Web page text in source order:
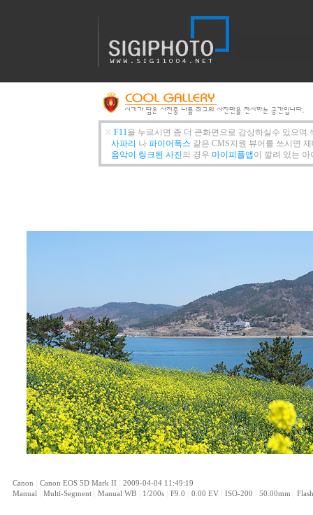
※ F11을 누르시면 좀 더 큰화면으로 감상하실수 있으며
사파리 나 파이어폭스 같은 CMS지원 뷰어를 쓰시면
음악이 링크된 사진의 경우 마이피플앱이 깔려 있는
Canon Canon EOS 5D Mark II
2009-04-04 11:49:19
Manual
Multi-Segment Manual WB 1/200s F9.0 0.00 EV ISO-200 50.00mm